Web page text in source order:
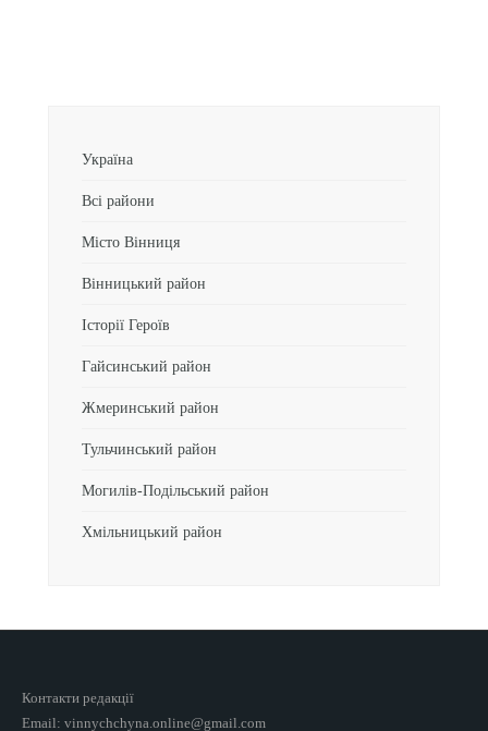
Україна
Всі райони
Місто Вінниця
Вінницький район
Історії Героїв
Гайсинський район
Жмеринський район
Тульчинський район
Могилів-Подільський район
Хмільницький район
Контакти редакції
Email: vinnychchyna.online@gmail.com